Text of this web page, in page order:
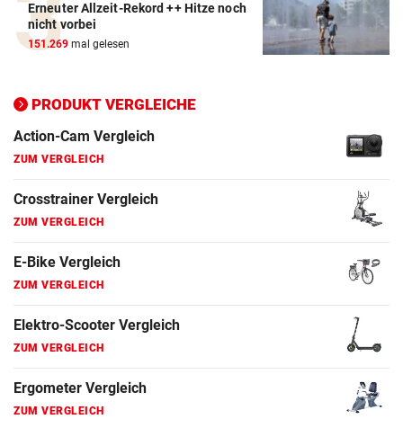
Erneuter Allzeit-Rekord ++ Hitze noch
nicht vorbei
151.269 mal gelesen
PRODUKT VERGLEICHE
Action-Cam Vergleich
Crosstrainer Vergleich
E-Bike Vergleich
Elektro-Scooter Vergleich
Ergometer Vergleich
Fahrrad Test
Fahrradanhänger Vergleich